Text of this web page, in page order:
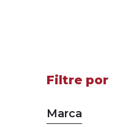
Marca